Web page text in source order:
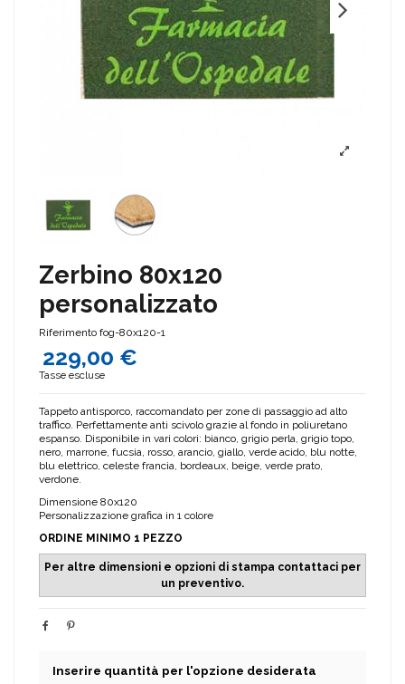
Zerbino 80x120
personalizzato
Riferimento fog-80x120-1
229,00 €
Tasse escluse
Tappeto antisporco, raccomandato per zone di passaggio ad alto
traffico. Perfettamente anti scivolo grazie al fondo in poliuretano
espanso. Disponibile in vari colori: bianco, grigio perla, grigio topo,
nero, marrone, fucsia, rosso, arancio, giallo, verde acido, blu notte,
blu elettrico, celeste francia, bordeaux, beige, verde prato,
verdone.
Dimensione 80x120
Personalizzazione grafica in 1 colore
ORDINE MINIMO 1 PEZZO
Per altre dimensioni e opzioni di stampa contattaci per
un preventivo.
Inserire quantità per l'opzione desiderata